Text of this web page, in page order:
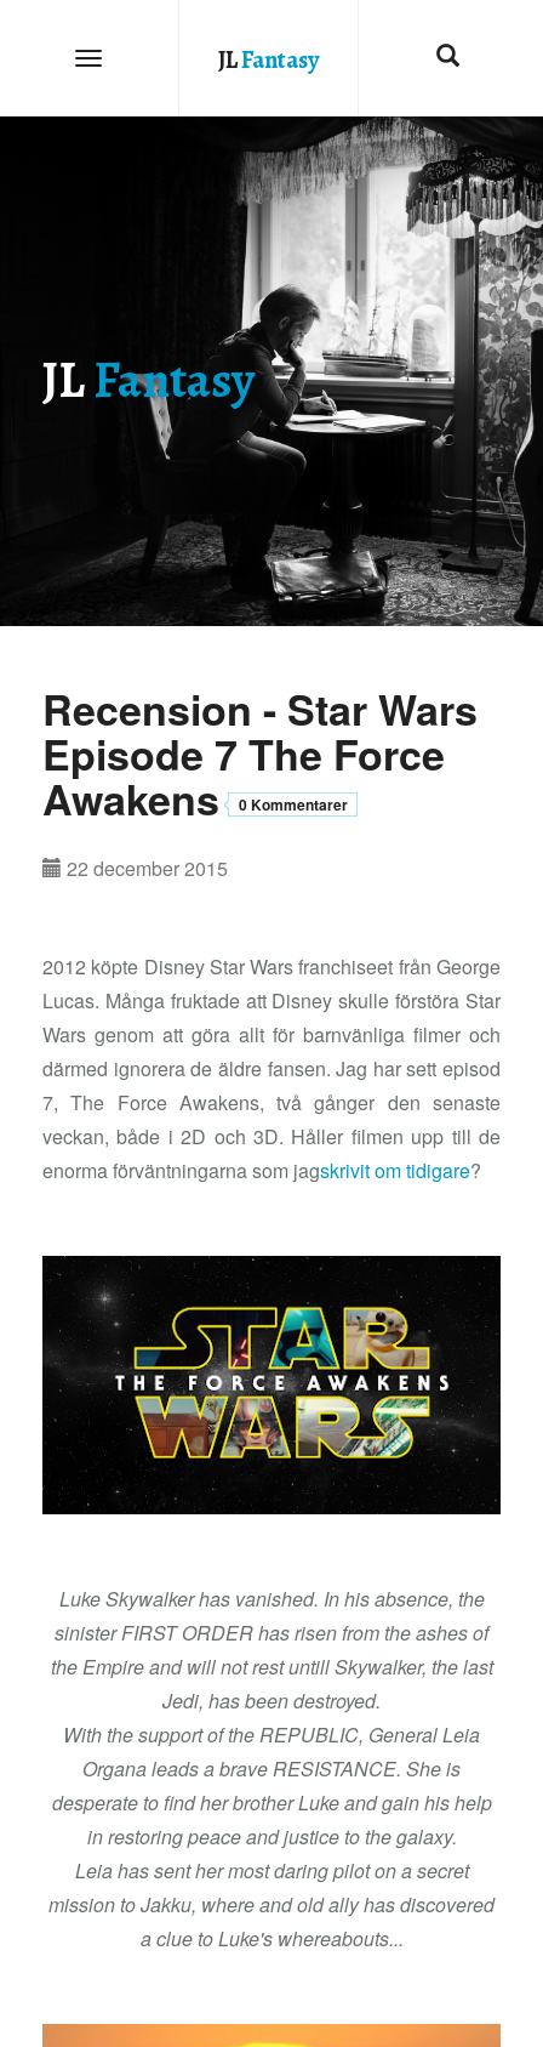
JLFantasy
JLFantasy
Recension - Star Wars
Episode 7 The Force
Awakens 0 Kommentarer
22 december 2015
2012 köpte Disney Star Wars franchiseet från George
Lucas. Många fruktade att Disney skulle förstöra Star
Wars genom att göra allt för barnvänliga filmer och
därmed ignorera de äldre fansen. Jag har sett episod
7, The Force Awakens, två gånger den senaste
veckan, både i 2D och 3D. Håller filmen upp till de
enorma förväntningarna som jagskrivit om tidigare?
Luke Skywalker has vanished. In his absence, the
sinister FIRST ORDER has risen from the ashes of
the Empire and will not rest untill Skywalker, the last
Jedi, has been destroyed.
With the support of the REPUBLIC, General Leia
Organa leads a brave RESISTANCE. She is
desperate to find her brother Luke and gain his help
in restoring peace and justice to the galaxy.
Leia has sent her most daring pilot on a secret
mission to Jakku, where and old ally has discovered
a clue to Luke's whereabouts...